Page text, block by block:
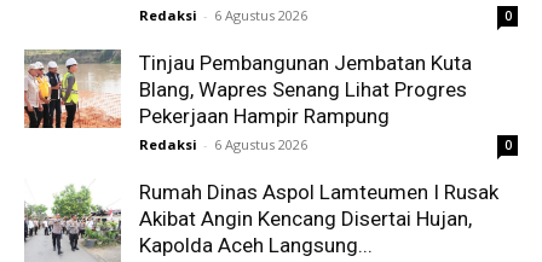
Redaksi - 6 Agustus 2026 0
Tinjau Pembangunan Jembatan Kuta
Blang, Wapres Senang Lihat Progres
Pekerjaan Hampir Rampung
Redaksi - 6 Agustus 2026 0
Rumah Dinas Aspol Lamteumen I Rusak
Akibat Angin Kencang Disertai Hujan,
Kapolda Aceh Langsung...